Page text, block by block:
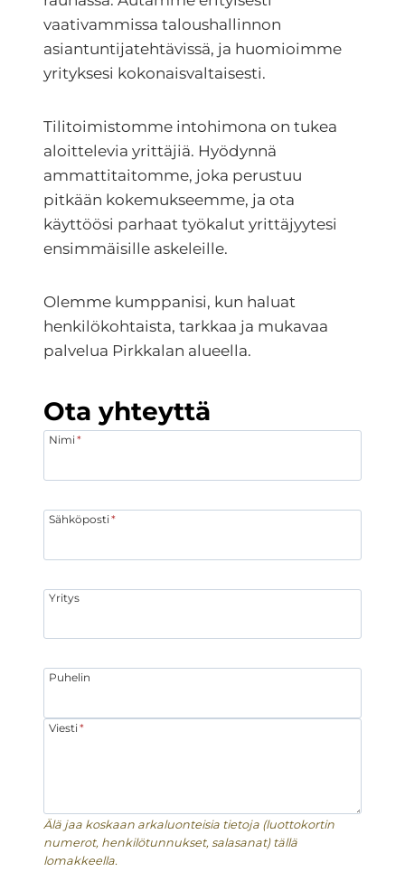
vaativammissa taloushallinnon
asiantuntijatehtävissä, ja huomioimme
yrityksesi kokonaisvaltaisesti.
Tilitoimistomme intohimona on tukea
aloittelevia yrittäjiä. Hyödynnä
ammattitaitomme, joka perustuu
pitkään kokemukseemme, ja ota
käyttöösi parhaat työkalut yrittäjyytesi
ensimmäisille askeleille.
Olemme kumppanisi, kun haluat
henkilökohtaista, tarkkaa ja mukavaa
palvelua Pirkkalan alueella.
Ota yhteyttä
Nimi*
Sähköposti*
Yritys
Puhelin
Viesti*
Älä jaa koskaan arkaluonteisia tietoja (luottokortin
numerot, henkilötunnukset, salasanat) tällä
lomakkeella.